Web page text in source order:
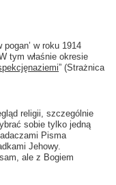
w roku 1914
tym właśnie okresie
naziemi” (Strażnica
religii, szczególnie
sobie tylko jedną
Pisma
Jehowy.
ale z Bogiem